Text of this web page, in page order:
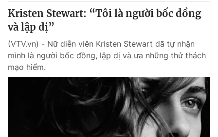
Chuyên mục
Chính trị
Xã hội
Pháp luật
Kristen Stewart: “Tôi là người bốc đồng
và lập dị”
(VTV.vn) - Nữ diễn viên Kristen Stewart đã tự nhận
mình là người bốc đồng, lập dị và ưa những thử thách
mạo hiểm.